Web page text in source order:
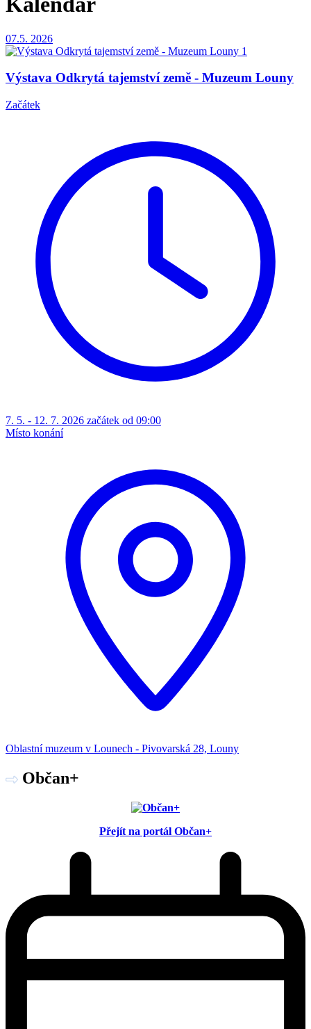
07.5. 2026
Výstava Odkrytá tajemství země - Muzeum Louny
Začátek
7. 5. - 12. 7. 2026 začátek od 09:00
Místo konání
Oblastní muzeum v Lounech - Pivovarská 28, Louny
Občan+
Přejít na portál Občan+